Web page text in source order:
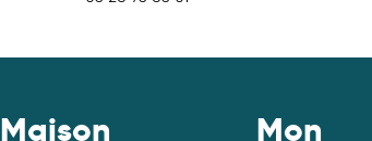
Maison Mon